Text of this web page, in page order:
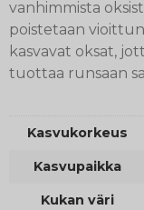
vanhimmista
poistetaan
kasvavat oksat,
tuottaa runsaan
Kasvukorkeus
Kasvupaikka
Kukan väri